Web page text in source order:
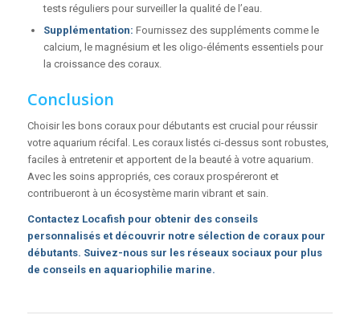
tests réguliers pour surveiller la qualité de l’eau.
Supplémentation: Fournissez des suppléments comme le
calcium, le magnésium et les oligo-éléments essentiels pour
la croissance des coraux.
Conclusion
Choisir les bons coraux pour débutants est crucial pour réussir
votre aquarium récifal. Les coraux listés ci-dessus sont robustes,
faciles à entretenir et apportent de la beauté à votre aquarium.
Avec les soins appropriés, ces coraux prospéreront et
contribueront à un écosystème marin vibrant et sain.
Contactez Locafish pour obtenir des conseils
personnalisés et découvrir notre sélection de coraux pour
débutants. Suivez-nous sur les réseaux sociaux pour plus
de conseils en aquariophilie marine.